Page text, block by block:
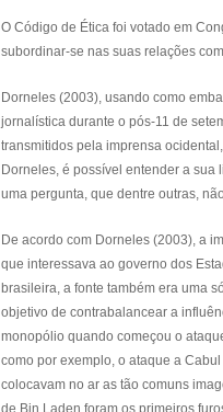
O Código de Ética foi votado em
subordinar-se nas suas relações
Dorneles (2003), usando como
jornalística durante o pós-11 de
transmitidos pela imprensa
Dorneles, é possível entender a
uma pergunta, que dentre outras,
De acordo com Dorneles (2003), a
que interessava ao governo dos
brasileira, a fonte também era uma
objetivo de contrabalancear a
monopólio quando começou o
como por exemplo, o ataque a
colocavam no ar as tão comuns
de Bin Laden foram os primeiros